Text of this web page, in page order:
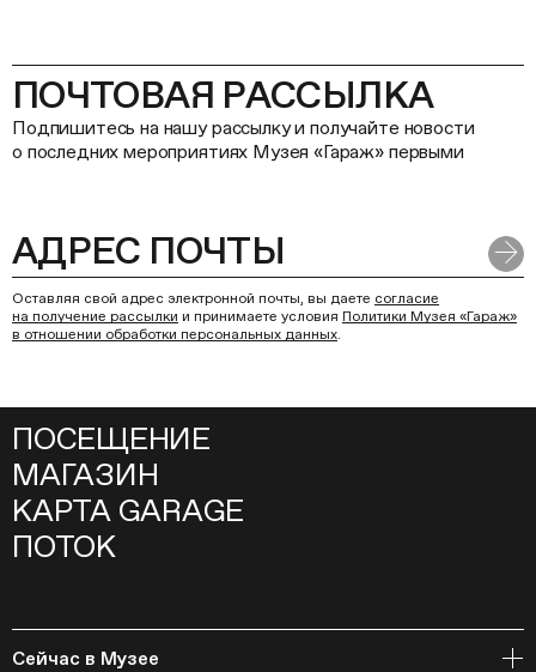
ПОЧТОВАЯ РАССЫЛКА
Подпишитесь на нашу рассылку и получайте новости
о последних мероприятиях Музея «Гараж» первыми
Оставляя свой адрес электронной почты, вы даете согласие
на получение рассылки и принимаете условия Политики Музея «Гараж»
в отношении обработки персональных данных.
ПОСЕЩЕНИЕ
МАГАЗИН
КАРТА GARAGE
ПОТОК
Сейчас в Музее